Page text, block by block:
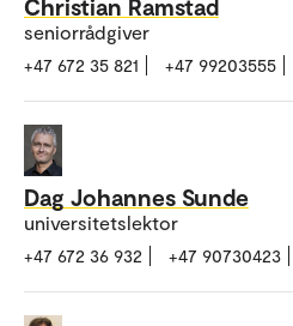
Christian Ramstad
seniorrådgiver
+47 672 35 821 +47 99203555
Dag Johannes Sunde
universitetslektor
+47 672 36 932 +47 90730423